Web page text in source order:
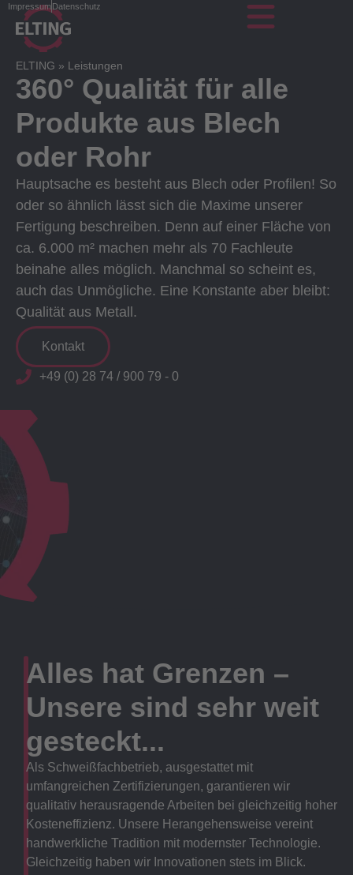
ImpressumDatenschutz
ELTING » Leistungen
360° Qualität für alle
Produkte aus Blech
oder Rohr
Hauptsache es besteht aus Blech oder Profilen! So
oder so ähnlich lässt sich die Maxime unserer
Fertigung beschreiben. Denn auf einer Fläche von
ca. 6.000 m² machen mehr als 70 Fachleute
beinahe alles möglich. Manchmal so scheint es,
auch das Unmögliche. Eine Konstante aber bleibt:
Qualität aus Metall.
Kontakt
+49 (0) 28 74 / 900 79 - 0
Alles hat Grenzen –
Unsere sind sehr weit
gesteckt...
Als Schweißfachbetrieb, ausgestattet mit
umfangreichen Zertifizierungen, garantieren wir
qualitativ herausragende Arbeiten bei gleichzeitig hoher
Kosteneffizienz. Unsere Herangehensweise vereint
handwerkliche Tradition mit modernster Technologie.
Gleichzeitig haben wir Innovationen stets im Blick.